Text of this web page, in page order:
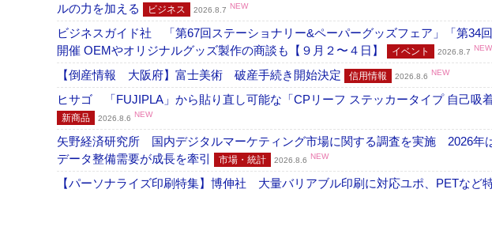
ルの力を加える
ビジネス 2026.8.7 NEW
ビジネスガイド社 「第67回ステーショナリー&ペーパーグッズフェア」「第34
開催 OEMやオリジナルグッズ製作の商談も【９月２〜４日】
イベント 2026.8.7 NEW
【倒産情報 大阪府】富士美術 破産手続き開始決定 信用情報 2026.8.6 NEW
ヒサゴ 「FUJIPLA」から貼り直し可能な「CPリーフ ステッカータイプ 自己
新商品 2026.8.6 NEW
矢野経済研究所 国内デジタルマーケティング市場に関する調査を実施 2026年
データ整備需要が成長を牽引
市場・統計 2026.8.6 NEW
【パーソナライズ印刷特集】博伸社 大量バリアブル印刷に対応ユポ、PETなど